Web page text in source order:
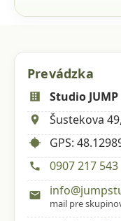
Prevádzka
Studio JUMP
Šustekova
GPS:
0907 217 543
mail pre